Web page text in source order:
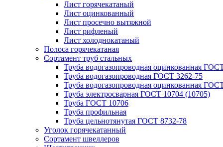
Лист горячекатаный
Лист оцинкованный
Лист просечно вытяжной
Лист рифленый
Лист холоднокатаный
Полоса горячекатаная
Сортамент труб стальных
Труба водогазопроводная оцинкованная
Труба водогазопроводная ГОСТ 3262-75
Труба водогазопроводная оцинкованная
Труба электросварная ГОСТ 10704 (10705)
Труба ГОСТ 10706
Труба профильная
Труба цельнотянутая ГОСТ 8732-78
Уголок горячекатанный
Сортамент швеллеров